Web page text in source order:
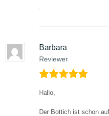
Barbara
Reviewer
Hallo,
Der Bottich ist schon